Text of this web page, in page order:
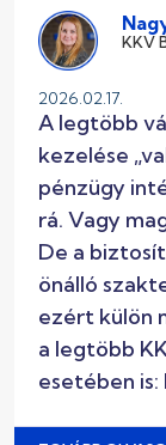
KKV
2026.02.17.
A legtöbb
kezelése
pénzügy
rá. Vagy
De a
önálló
ezért külön
a legtöbb
esetében is: